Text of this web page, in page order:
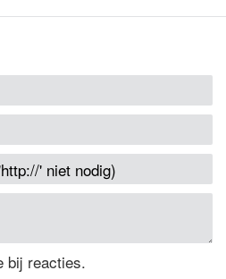
bij reacties.